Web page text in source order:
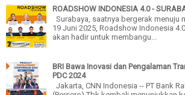
ROADSHOW INDONESIA 4.0 -
Surabaya, saatnya bergerak menuju
19 Juni 2025, Roadshow Indonesia
akan hadir untuk membangu...
BRI Bawa Inovasi dan Pengalaman
PDC 2024
Jakarta, CNN Indonesia -- PT Bank